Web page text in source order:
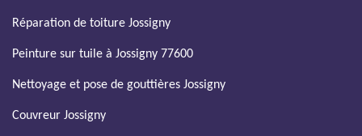
Réparation de toiture Jossigny
Peinture sur tuile à Jossigny 77600
Nettoyage et pose de gouttières Jossigny
Couvreur Jossigny